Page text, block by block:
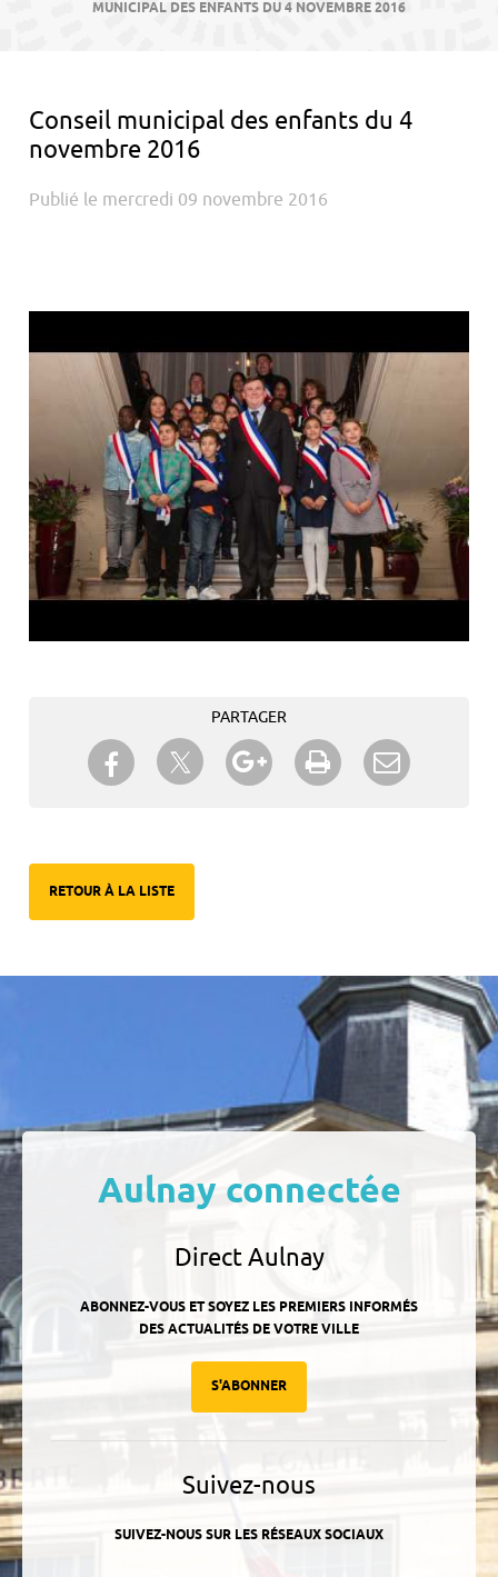
MUNICIPAL DES ENFANTS DU 4 NOVEMBRE 2016
Conseil municipal des enfants du 4
novembre 2016
Publié le mercredi 09 novembre 2016
PARTAGER
Partager sur Facebook
Partager sur TwitterPartager sur Google+
Imprimer
RETOUR À LA LISTE
Aulnay connectée
Direct Aulnay
ABONNEZ-VOUS ET SOYEZ LES PREMIERS INFORMÉS
DES ACTUALITÉS DE VOTRE VILLE
S'ABONNER
Suivez-nous
SUIVEZ-NOUS SUR LES RÉSEAUX SOCIAUX